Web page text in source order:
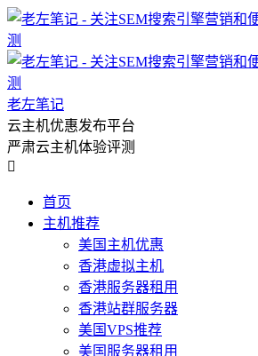
老左笔记
云主机优惠发布平台
严肃云主机体验评测

首页
主机推荐
美国主机优惠
香港虚拟主机
香港服务器租用
香港站群服务器
美国VPS推荐
美国服务器租用